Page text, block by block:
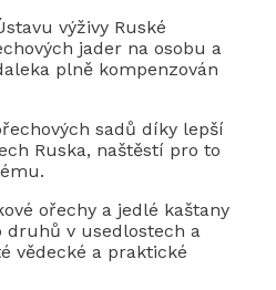
výživy Ruské
jader na osobu a
plně kompenzován
sadů díky lepší
Ruska, naštěstí pro to
ořechy a jedlé kaštany
druhů v usedlostech a
vědecké a praktické